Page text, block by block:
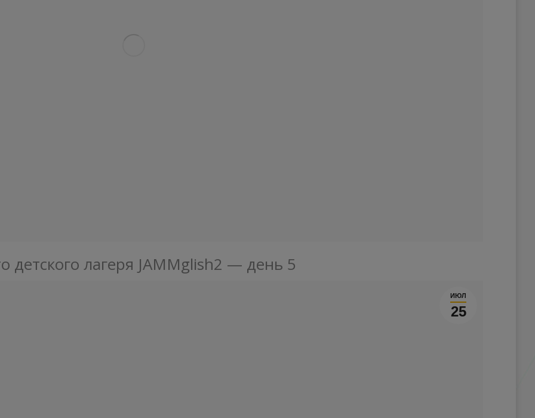
детского лагеря JAMMglish2 — день 5
ИЮЛ
25